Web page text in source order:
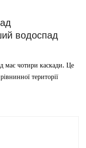
водоспад
має чотири каскади. Це
території